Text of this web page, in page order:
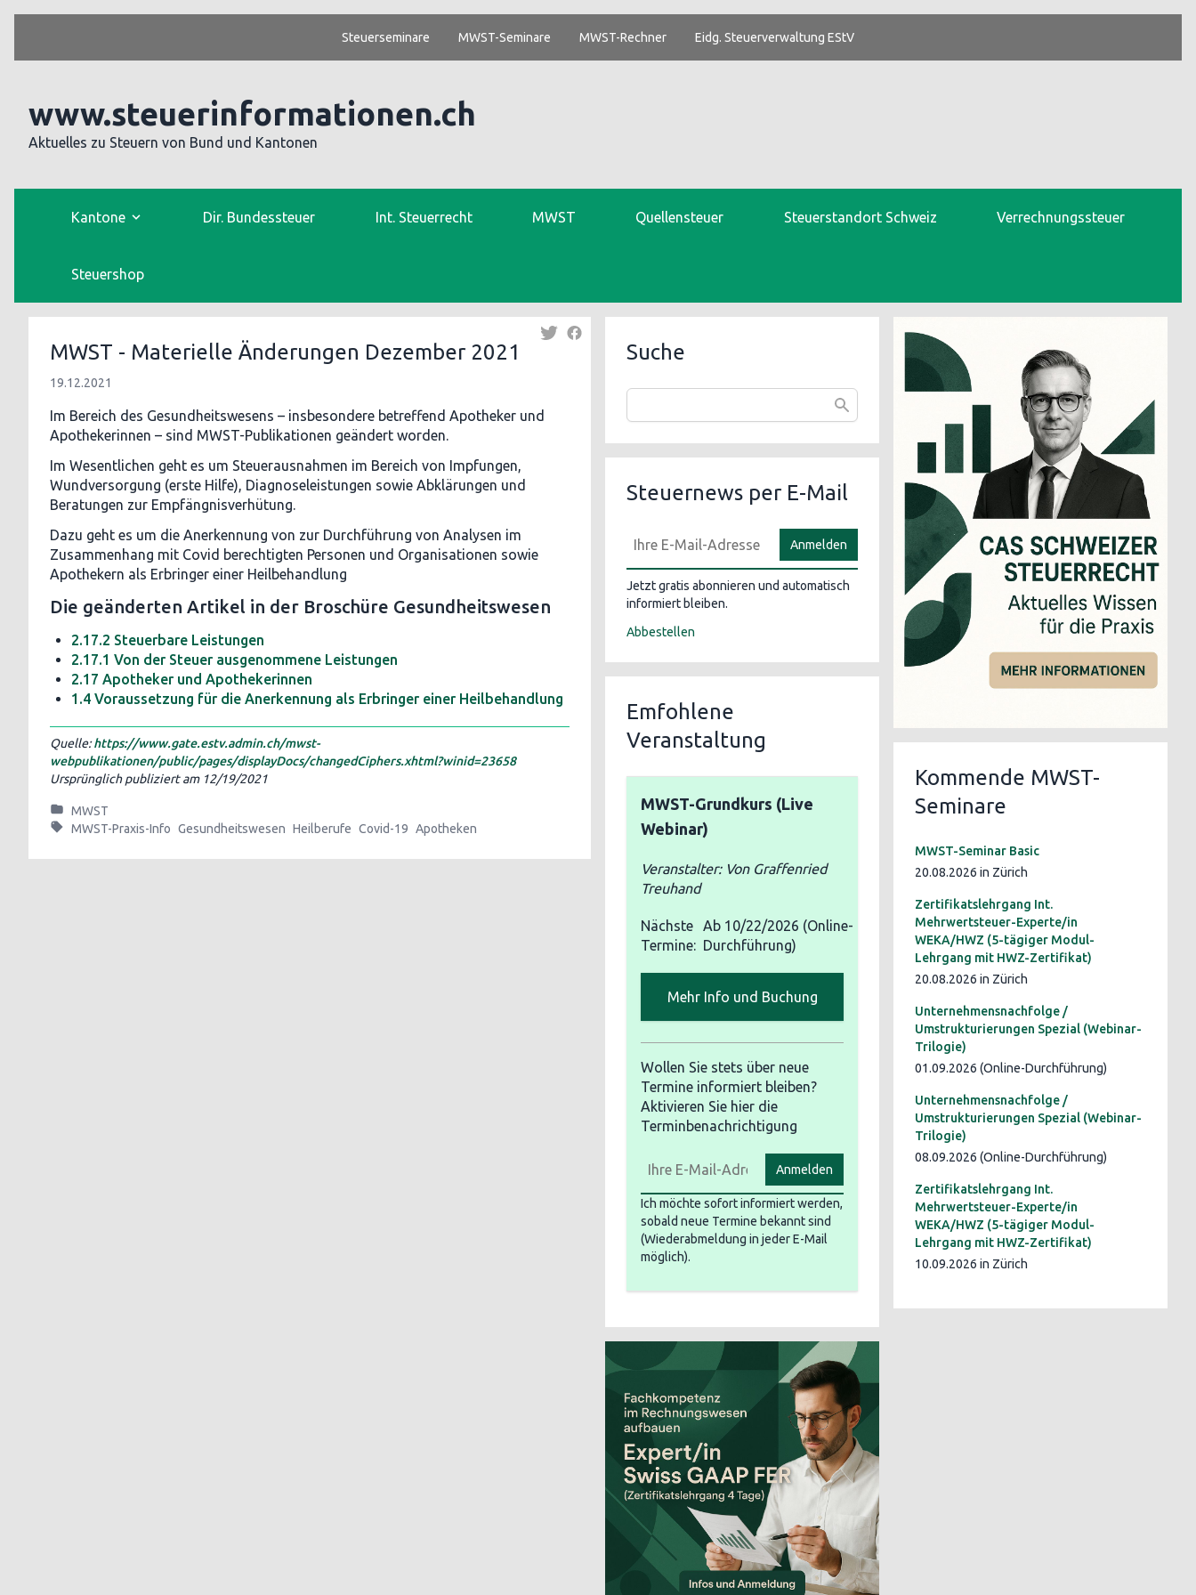
Steuerseminare MWST-Seminare MWST-Rechner Eidg. Steuerverwaltung EStV
www.steuerinformationen.ch
Aktuelles zu Steuern von Bund und Kantonen
Kantone Dir. Bundessteuer Int. Steuerrecht MWST Quellensteuer Steuerstandort Schweiz Verrechnungssteuer
Steuershop
MWST - Materielle Änderungen Dezember 2021
19.12.2021
Im Bereich des Gesundheitswesens ­– insbesondere betreffend Apotheker und
Apothekerinnen – sind MWST-Publikationen geändert worden.
Im Wesentlichen geht es um Steuerausnahmen im Bereich von Impfungen,
Wundversorgung (erste Hilfe), Diagnoseleistungen sowie Abklärungen und
Beratungen zur Empfängnisverhütung.
Dazu geht es um die Anerkennung von zur Durchführung von Analysen im
Zusammenhang mit Covid berechtigten Personen und Organisationen sowie
Apothekern als Erbringer einer Heilbehandlung
Die geänderten Artikel in der Broschüre Gesundheitswesen
2.17.2 Steuerbare Leistungen
2.17.1 Von der Steuer ausgenommene Leistungen
2.17 Apotheker und Apothekerinnen
1.4 Voraussetzung für die Anerkennung als Erbringer einer Heilbehandlung
Quelle:https://www.gate.estv.admin.ch/mwst-
webpublikationen/public/pages/displayDocs/changedCiphers.xhtml?winid=23658
Ursprünglich publiziert am 12/19/2021
MWST
MWST-Praxis-Info Gesundheitswesen Heilberufe Covid-19 Apotheken
Suche
Steuernews per E-Mail
Anmelden
Jetzt gratis abonnieren und automatisch
informiert bleiben.
Abbestellen
Emfohlene
Veranstaltung
MWST-Grundkurs (Live
Webinar)
Veranstalter: Von Graffenried
Treuhand
Nächste
Termine:
Ab 10/22/2026 (Online-
Durchführung)
Mehr Info und Buchung
Wollen Sie stets über neue
Termine informiert bleiben?
Aktivieren Sie hier die
Terminbenachrichtigung
Anmelden
Ich möchte sofort informiert werden,
sobald neue Termine bekannt sind
(Wiederabmeldung in jeder E-Mail
möglich).
Kommende MWST-
Seminare
MWST-Seminar Basic
20.08.2026 in Zürich
Zertifikatslehrgang Int.
Mehrwertsteuer-Experte/in
WEKA/HWZ (5-tägiger Modul-
Lehrgang mit HWZ-Zertifikat)
20.08.2026 in Zürich
Unternehmensnachfolge /
Umstrukturierungen Spezial (Webinar-
Trilogie)
01.09.2026 (Online-Durchführung)
Unternehmensnachfolge /
Umstrukturierungen Spezial (Webinar-
Trilogie)
08.09.2026 (Online-Durchführung)
Zertifikatslehrgang Int.
Mehrwertsteuer-Experte/in
WEKA/HWZ (5-tägiger Modul-
Lehrgang mit HWZ-Zertifikat)
10.09.2026 in Zürich